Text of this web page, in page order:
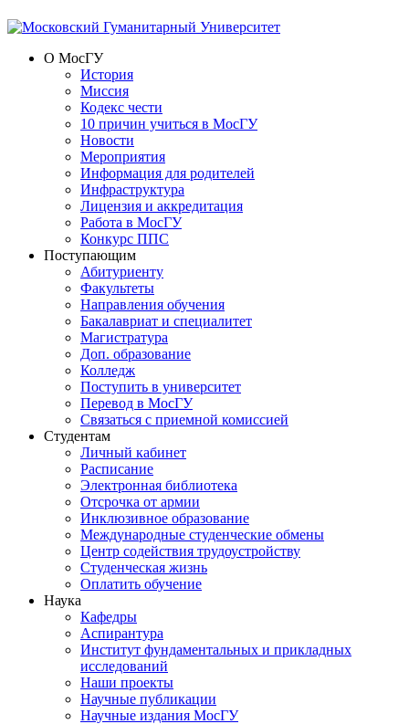
О МосГУ
История
Миссия
Кодекс чести
10 причин учиться в МосГУ
Новости
Мероприятия
Информация для родителей
Инфраструктура
Лицензия и аккредитация
Работа в МосГУ
Конкурс ППС
Поступающим
Абитуриенту
Факультеты
Направления обучения
Бакалавриат и специалитет
Магистратура
Доп. образование
Колледж
Поступить в университет
Перевод в МосГУ
Связаться с приемной комиссией
Студентам
Личный кабинет
Расписание
Электронная библиотека
Отсрочка от армии
Инклюзивное образование
Международные студенческие обмены
Центр содействия трудоустройству
Студенческая жизнь
Оплатить обучение
Наука
Кафедры
Аспирантура
Институт фундаментальных и прикладных
исследований
Наши проекты
Научные публикации
Научные издания МосГУ